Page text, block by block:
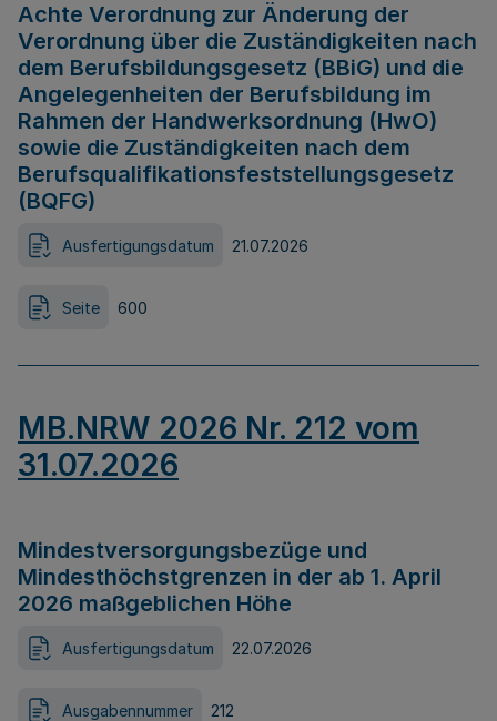
Achte Verordnung zur Änderung der
Verordnung über die Zuständigkeiten nach
dem Berufsbildungsgesetz (BBiG) und die
Angelegenheiten der Berufsbildung im
Rahmen der Handwerksordnung (HwO)
sowie die Zuständigkeiten nach dem
Berufsqualifikationsfeststellungsgesetz
(BQFG)
Ausfertigungsdatum 21.07.2026
Seite 600
MB.NRW 2026 Nr. 212 vom
31.07.2026
Mindestversorgungsbezüge und
Mindesthöchstgrenzen in der ab 1. April
2026 maßgeblichen Höhe
Ausfertigungsdatum 22.07.2026
Ausgabennummer 212